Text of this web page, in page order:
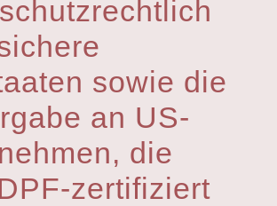
sowie die
an US-
die
zertifiziert